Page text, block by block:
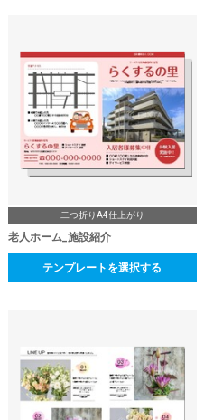
二つ折りA4仕上がり
老人ホーム_施設紹介
テンプレートを選択する